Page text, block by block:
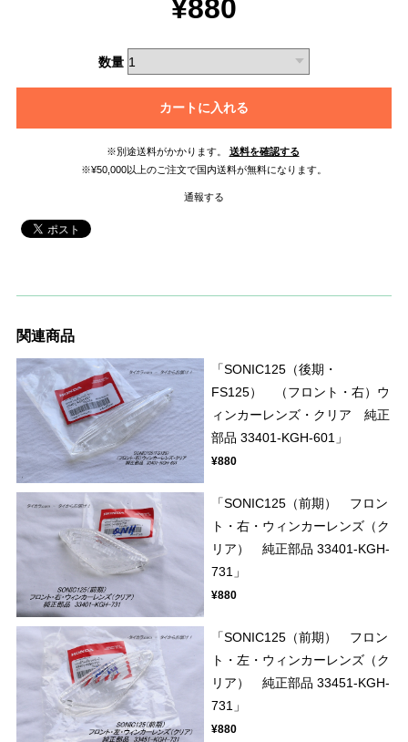
¥880
数量
カートに入れる
※別途送料がかかります。
送料を確認する
※¥50,000以上のご注文で国内送料が無料になります。
通報する
関連商品
「SONIC125（後期・
FS125） （フロント・右）ウ
ィンカーレンズ・クリア 純正
部品 33401-KGH-601」
¥880
「SONIC125（前期） フロン
ト・右・ウィンカーレンズ（ク
リア） 純正部品 33401-KGH-
731」
¥880
「SONIC125（前期） フロン
ト・左・ウィンカーレンズ（ク
リア） 純正部品 33451-KGH-
731」
¥880